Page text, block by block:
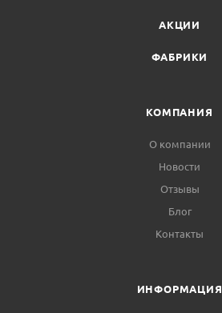
АКЦИИ
ФАБРИКИ
КОМПАНИЯ
О компании
Новости
Отзывы
Блог
Контакты
ИНФОРМАЦИЯ